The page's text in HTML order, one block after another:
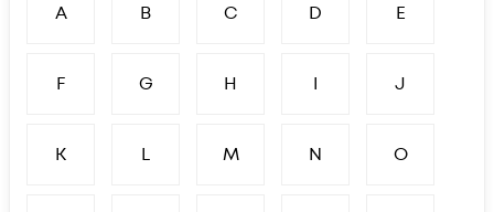
A B C D E
F G H I J
K L M N O